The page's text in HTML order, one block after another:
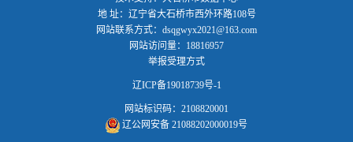
地 址：辽宁省大石桥市西外环路108号
网站联系方式：dsqgwyx2021@163.com
网站访问量：18816957
举报受理方式
辽ICP备19018739号-1
网站标识码：2108820001
辽公网安备 21088202000019号